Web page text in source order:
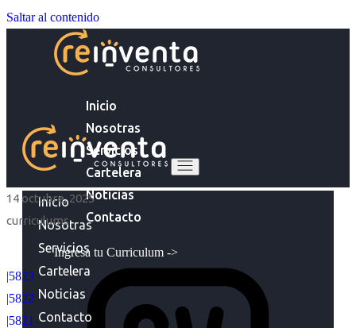
Saltar al contenido
Inicio
Nosotras
Servicios
Cartelera
Noticias
Contacto
Ingresa tu Curriculum ->
Inicio
Nosotras
Servicios
Cartelera
Noticias
Contacto
14 octubre, 2025
curriculums
|5823
|5822
|5821